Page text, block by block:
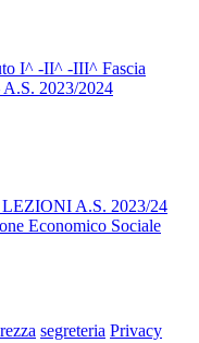
I^ -II^ -III^ Fascia
A.S. 2023/2024
A.S. 2023/24
Economico Sociale
segreteria Privacy